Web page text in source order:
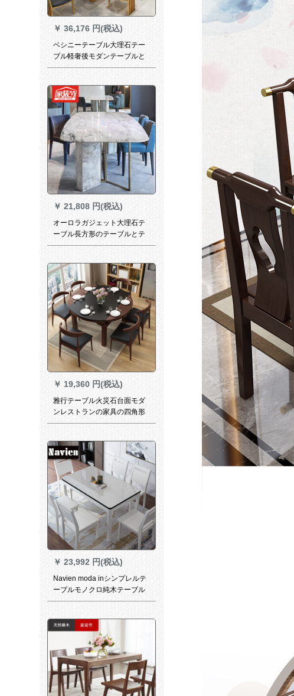
￥ 36,176 円(税込)
ベシニーテーブル大理石テー
ブル軽奢後モダンテーブルと
長方形テーブルチタンステン
テーブル（200*100*81 CM）
のみ
￥ 21,808 円(税込)
オーロラガジェット大理石テ
ーブル長方形のテーブルとテ
ーブルの組み合わせモダシン
大理石テーブルラ糸ステンレ
ス長方形のテーブルとテーブ
ルの組み合わせ1.4*0.8メート
ルの軽い贅沢な大理石テーブ
ルテーブル
￥ 19,360 円(税込)
雅行テーブル火災石台面モダ
ンレストランの家具の四角形
が円形に切り替わります。伸
セットが石テーブルを焼きま
す。
￥ 23,992 円(税込)
Navien moda inシンプレルテ
ーブルモノクロ純木テーブル
レストラン家具中小タワーテ
ステーブルテーブル純木テー
ブルモノクロテーブル六椅子
（1.35 m）